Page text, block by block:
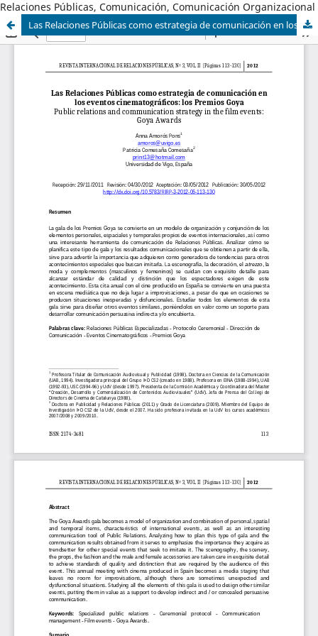
Relaciones Públicas, Comunicación, Comunicación Organizacional
Las Relaciones Públicas como estrategia de comunicación en los eventos cinematográficos: los Premios Goya.- Public relations and communication strategy in the film events: Goya Awards